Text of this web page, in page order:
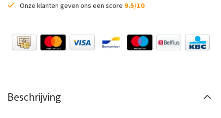
Onze klanten geven ons een score 9.5/10
Beschrijving